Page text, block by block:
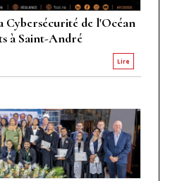
Cybersécurité de l'Océan
à Saint-André
Lire